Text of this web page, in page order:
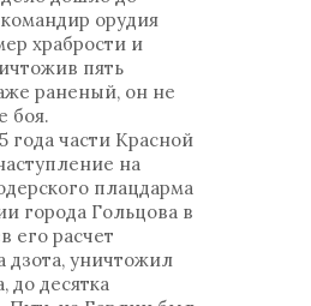
орудия
храбрости и
пять
раненый, он не
боя.
года части Красной
на
плацдарма
города Гольцова в
его расчет
дзота, уничтожил
до десятка